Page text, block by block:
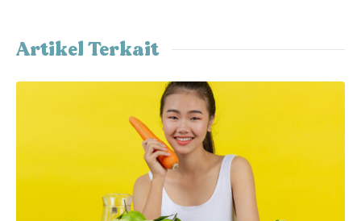
Artikel Terkait